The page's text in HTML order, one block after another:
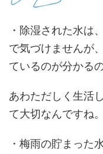
・除湿された水は
で気づけませんが
ているのが分かる
あわただしく生活
て大切なんですね。
・梅雨の貯まった